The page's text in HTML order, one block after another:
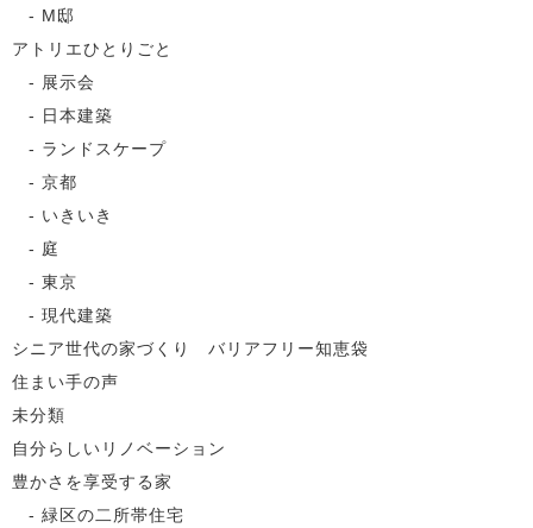
M邸
アトリエひとりごと
展示会
日本建築
ランドスケープ
京都
いきいき
庭
東京
現代建築
シニア世代の家づくり バリアフリー知恵袋
住まい手の声
未分類
自分らしいリノベーション
豊かさを享受する家
緑区の二所帯住宅